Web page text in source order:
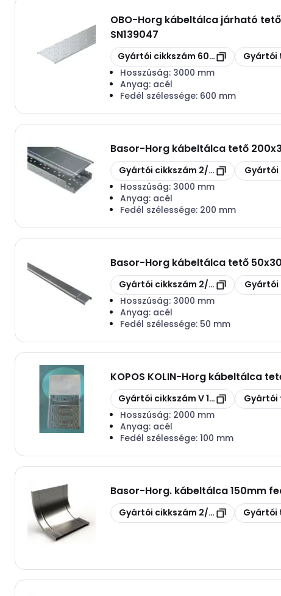
OBO-Horg kábeltálca járható
SN139047
Másolás
Gyártói cikkszám 6049129Másolás
Gyártói
Hosszúság: 3000 mm
Anyag: acél
Fedél szélessége: 600 mm
Basor-Horg kábeltálca tető
Másolás
Gyártói cikkszám 2/1323 Másolás
Gyártói
Hosszúság: 3000 mm
Anyag: acél
Fedél szélessége: 200 mm
Basor-Horg kábeltálca tető
Másolás
Gyártói cikkszám 2/10282Másolás
Gyártói
Hosszúság: 3000 mm
Anyag: acél
Fedél szélessége: 50 mm
KOPOS KOLIN-Horg kábeltálca
Másolás
Gyártói cikkszám V 100 S Másolás
Gyártói
Hosszúság: 2000 mm
Anyag: acél
Fedél szélessége: 100 mm
Basor-Horg. kábeltálca 150mm
Másolás
Gyártói cikkszám 2/1545 Másolás
Gyártói